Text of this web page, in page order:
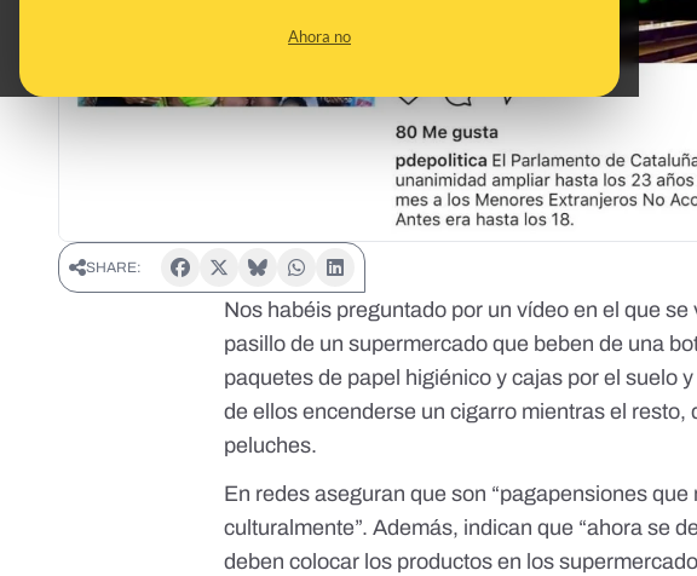
Ahora no
SHARE:
Nos habéis preguntado por un vídeo en el que
pasillo de un supermercado que beben de una
paquetes de papel higiénico y cajas por el suelo
de ellos encenderse un cigarro mientras el resto,
peluches.
En redes aseguran que son “pagapensiones
culturalmente”. Además, indican que “ahora se
deben colocar los productos en los